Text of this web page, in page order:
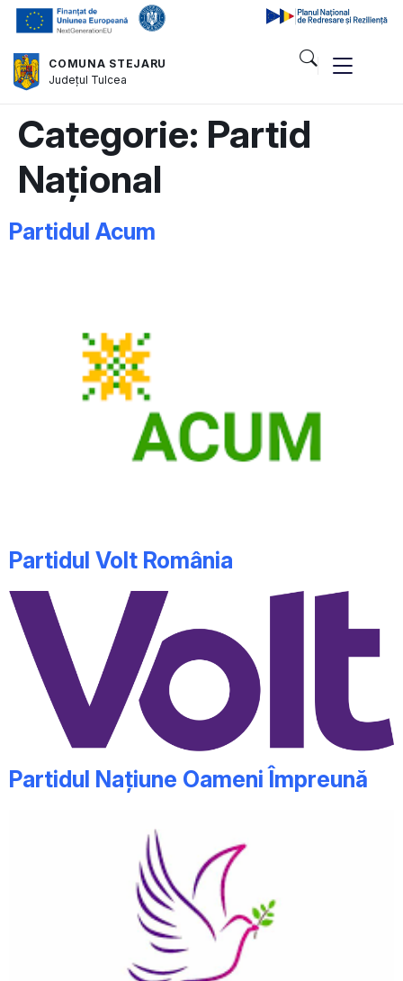
COMUNA STEJARU
Județul Tulcea
Categorie: Partid
Național
Partidul Acum
Partidul Volt România
Partidul Națiune Oameni Împreună